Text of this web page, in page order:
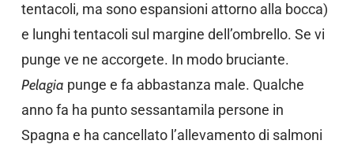
tentacoli, ma sono espansioni attorno alla bocca)
e lunghi tentacoli sul margine dell’ombrello. Se vi
punge ve ne accorgete. In modo bruciante.
Pelagia punge e fa abbastanza male. Qualche
anno fa ha punto sessantamila persone in
Spagna e ha cancellato l’allevamento di salmoni